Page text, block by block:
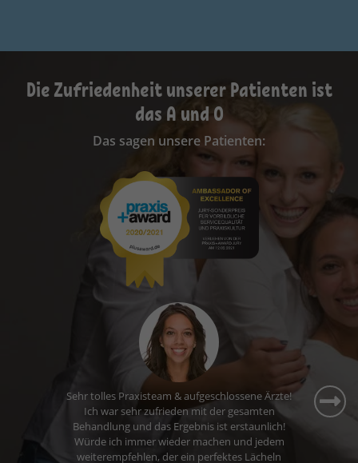
Die Zufriedenheit unserer Patienten ist
das A und O
Das sagen unsere Patienten:
Ich fühle mich hier sehr gut aufgehoben. Die
Wartezeiten sind kurz, das Personal ist nett und
ich komme gerne zu meinem Termin.